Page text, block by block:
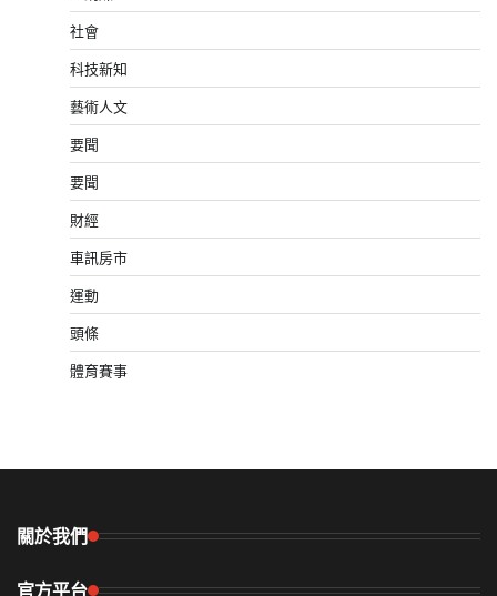
社會
科技新知
藝術人文
要聞
要聞
財經
車訊房市
運動
頭條
體育賽事
關於我們
官方平台